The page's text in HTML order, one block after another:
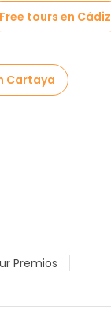
Free tours en Cádiz
Cartaya
Premios